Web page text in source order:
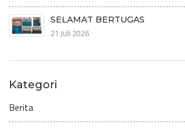
SELAMAT BERTUGAS
21 Juli 2026
Kategori
Berita